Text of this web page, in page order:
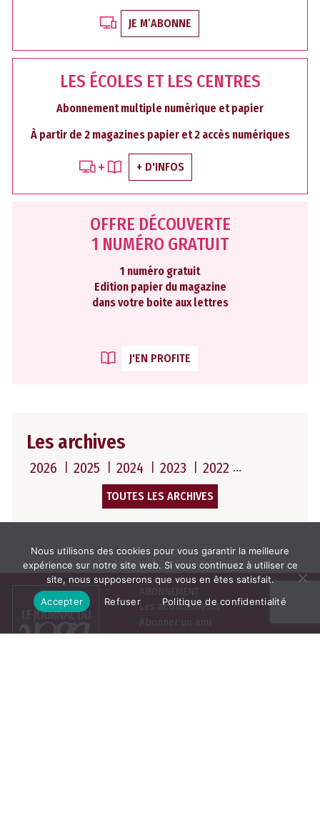
JE M’ABONNE
LES ÉCOLES ET LES CENTRES
Abonnement multiple numérique et papier
À partir de 2 magazines papier et 2 accès numériques
+ D'INFOS
OFFRE DÉCOUVERTE
1 NUMÉRO GRATUIT
1 numéro gratuit
Edition papier du magazine
dans votre boite aux lettres
J'EN PROFITE
Les archives
2026 2025 2024 2023 2022
TOUTES LES ARCHIVES
ABONNEMENT
Les abonnements
Abonner un ami
Nous utilisons des cookies pour vous garantir la meilleure
expérience sur notre site web. Si vous continuez à utiliser ce
site, nous supposerons que vous en êtes satisfait.
Accepter
Refuser Politique de confidentialité